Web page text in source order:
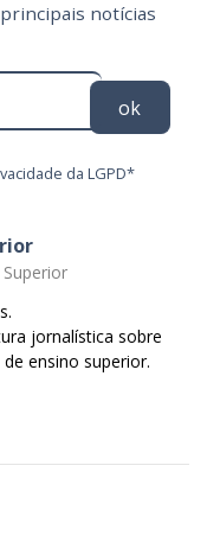
notícias
ok
da LGPD*
Superior
jornalística sobre
ensino superior.